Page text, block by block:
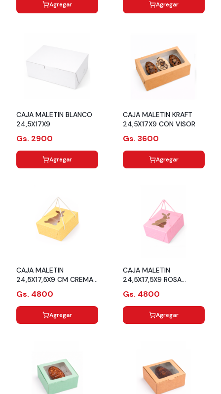
Agregar Agregar
CAJA MALETIN BLANCO
24,5X17X9
Gs. 2900
Agregar
CAJA MALETIN KRAFT
24,5X17X9 CON VISOR
Gs. 3600
Agregar
CAJA MALETIN
24,5X17,5X9 CM CREMA
Gs. 4800
Agregar
CAJA MALETIN
24,5X17,5X9 ROSA
Gs. 4800
Agregar